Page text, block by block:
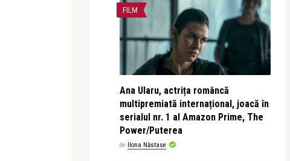
FILM
Ana Ularu, actrița româncă
multipremiată internațional, joacă în
serialul nr. 1 al Amazon Prime, The
Power/Puterea
de Ilona Năstase